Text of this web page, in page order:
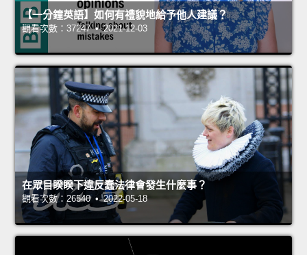
【一分鐘英語】如何有禮貌地給予他人建議？
觀看次數：37247 • 2021-12-03
在眾目睽睽下違反蠢法律會發生什麼事？
觀看次數：26540 • 2022-05-18